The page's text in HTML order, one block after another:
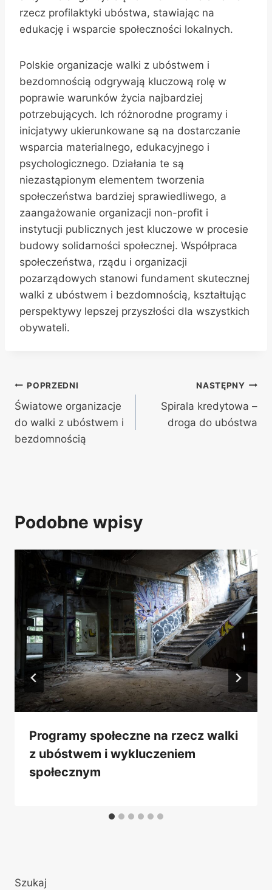
rzecz profilaktyki ubóstwa, stawiając na
edukację i wsparcie społeczności lokalnych.
Polskie organizacje walki z ubóstwem i
bezdomnością odgrywają kluczową rolę w
poprawie warunków życia najbardziej
potrzebujących. Ich różnorodne programy i
inicjatywy ukierunkowane są na dostarczanie
wsparcia materialnego, edukacyjnego i
psychologicznego. Działania te są
niezastąpionym elementem tworzenia
społeczeństwa bardziej sprawiedliwego, a
zaangażowanie organizacji non-profit i
instytucji publicznych jest kluczowe w procesie
budowy solidarności społecznej. Współpraca
społeczeństwa, rządu i organizacji
pozarządowych stanowi fundament skutecznej
walki z ubóstwem i bezdomnością, kształtując
perspektywy lepszej przyszłości dla wszystkich
obywateli.
Nawigacja
wpisu
POPRZEDNI
Światowe organizacje
do walki z ubóstwem i
bezdomnością
NASTĘPNY
Spirala kredytowa –
droga do ubóstwa
Podobne wpisy
Programy społeczne na rzecz walki
z ubóstwem i wykluczeniem
społecznym
Szukaj